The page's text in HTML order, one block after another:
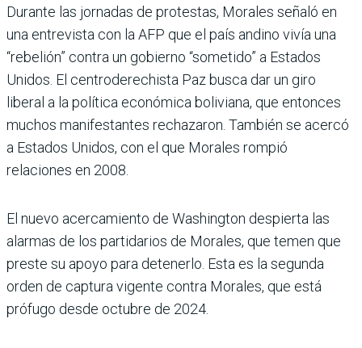
Durante las jornadas de protestas, Morales señaló en
una entrevista con la AFP que el país andino vivía una
“rebelión” contra un gobierno “sometido” a Estados
Unidos. El centroderechista Paz busca dar un giro
liberal a la política económica boliviana, que entonces
muchos manifestantes rechazaron. También se acercó
a Estados Unidos, con el que Morales rompió
relaciones en 2008.
El nuevo acercamiento de Washington despierta las
alarmas de los partidarios de Morales, que temen que
preste su apoyo para detenerlo. Esta es la segunda
orden de captura vigente contra Morales, que está
prófugo desde octubre de 2024.